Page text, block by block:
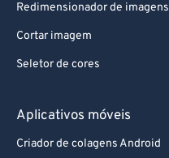
Redimensionador de imagens
Cortar imagem
Seletor de cores
Aplicativos móveis
Criador de colagens Android